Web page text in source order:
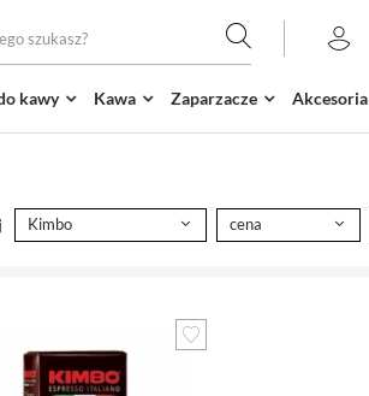
kawy Kawa Zaparzacze Akcesoria
Kimbo cena